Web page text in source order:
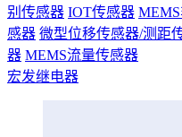
别传感器 IOT传感器
感器 微型位移传感器/测距
器 MEMS流量传感器
宏发继电器